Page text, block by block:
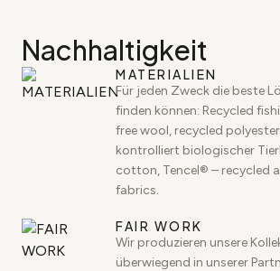
Nachhaltigkeit
MATERIALIEN
Für jeden Zweck die beste
finden können: Recycled
free wool, recycled
kontrolliert biologischer
cotton, Tencel® – recycled
fabrics.
FAIR WORK
Wir produzieren unsere
überwiegend in unserer